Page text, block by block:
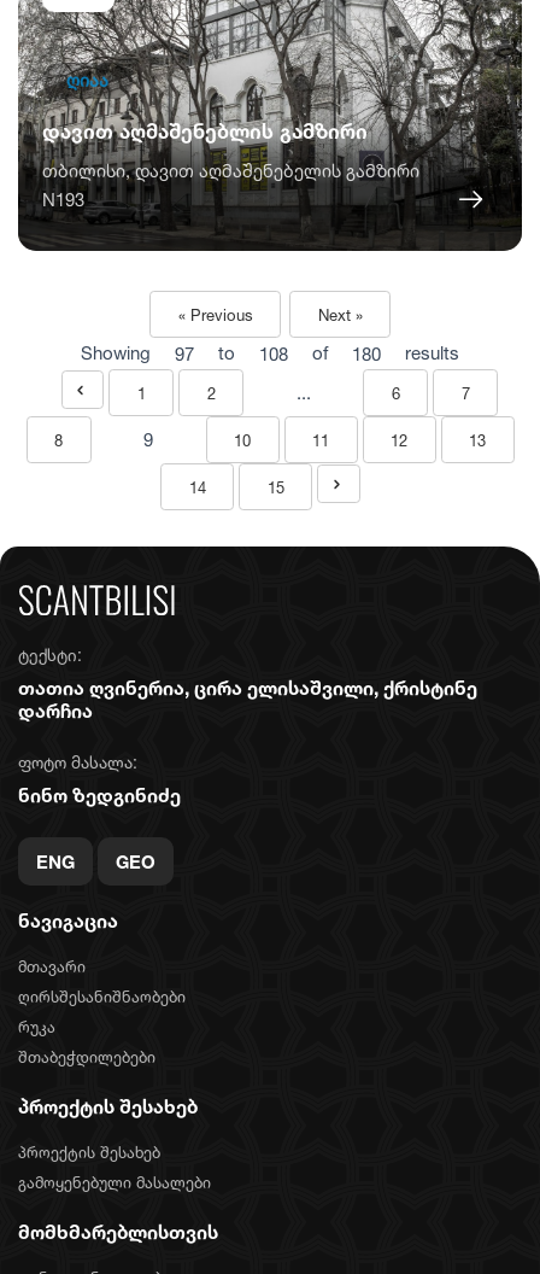
ღიაა
დავით აღმაშენებლის გამზირი
თბილისი, დავით აღმაშენებელის გამზირი
N193
« Previous Next »
Showing 97 to 108 of 180 results
1 2 ... 6 7
8 9 10 11 12 13
14 15
ნავიგაცია
მთავარი
ღირსშესანიშნაობები
რუკა
შთაბეჭდილებები
პროექტის შესახებ
პროექტის შესახებ
გამოყენებული მასალები
მომხმარებლისთვის
ტექსტი:
თათია ღვინერია, ცირა ელისაშვილი, ქრისტინე
დარჩია
ფოტო მასალა:
ნინო ზედგინიძე
ENG GEO